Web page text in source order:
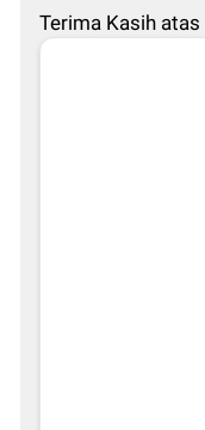
Terima Kasih